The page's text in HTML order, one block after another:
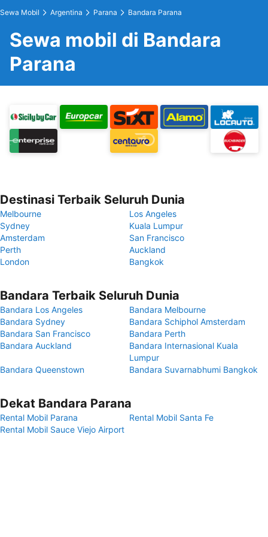
Sewa Mobil Argentina Parana Bandara Parana
Sewa mobil di Bandara
Parana
Destinasi Terbaik Seluruh Dunia
Melbourne
Los Angeles
Sydney
Kuala Lumpur
Amsterdam
San Francisco
Perth
Auckland
London
Bangkok
Bandara Terbaik Seluruh Dunia
Bandara Los Angeles
Bandara Melbourne
Bandara Sydney
Bandara Schiphol Amsterdam
Bandara San Francisco
Bandara Perth
Bandara Auckland
Bandara Internasional Kuala
Lumpur
Bandara Queenstown
Bandara Suvarnabhumi Bangkok
Dekat Bandara Parana
Rental Mobil Parana
Rental Mobil Santa Fe
Rental Mobil Sauce Viejo Airport